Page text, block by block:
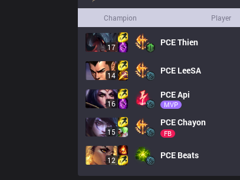
Champion Player
17 PCEThien
14 PCE LeeSA
16
PCEApi
MVP
15
PCEChayon
FB
12 PCE Beats